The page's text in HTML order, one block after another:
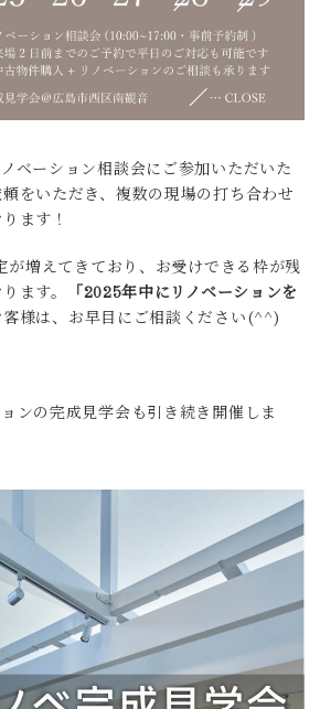
ベーション相談会にご参加いただいた
をいただき、複数の現場の打ち合わせ
ます！
が増えてきており、お受けできる枠が残
ます。
「2025年中にリノベーションを
客様は、お早目にご相談ください(^^)
ンの完成見学会も引き続き開催しま